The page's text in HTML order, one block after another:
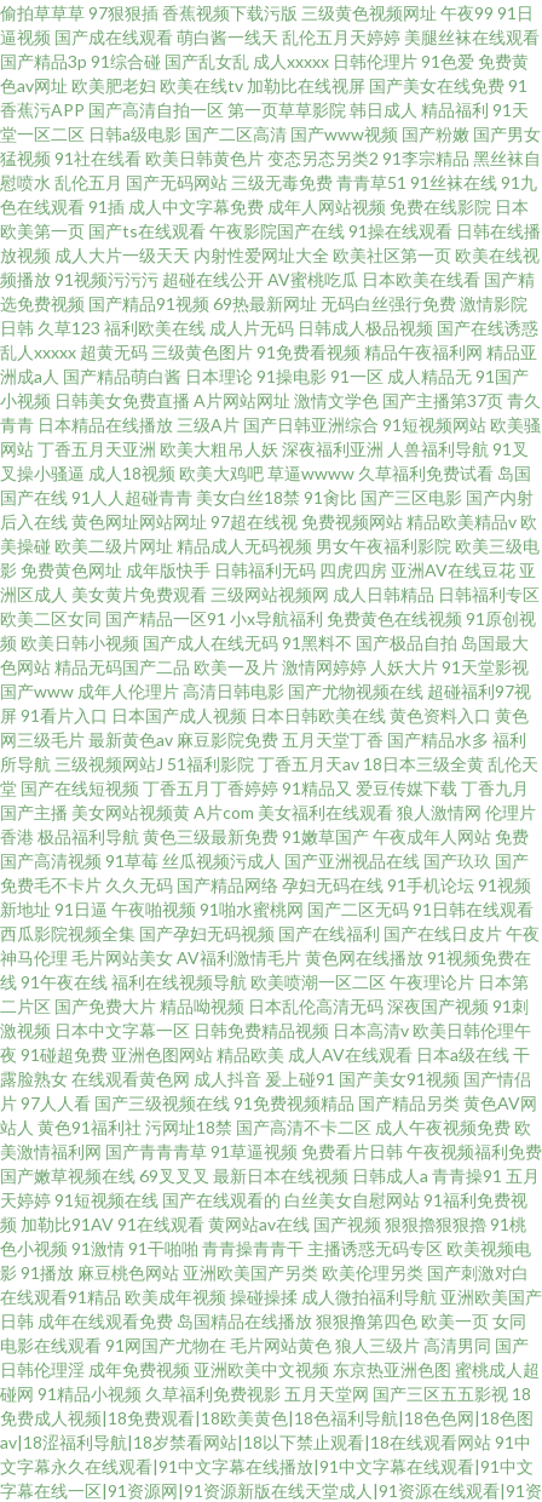
专区第六页 91a人成免费入口
偷拍草草草97狠狠插香蕉视频下载污版 三级黄色视频网址 午夜99 91日
逼视频 国产成在线观看萌白酱一线天 乱伦五月天婷婷 美腿丝袜在线观看
国产精品3p 91综合碰 国产乱女乱 成人xxxxx 日韩伦理片91色爱 免费黄
色av网址 欧美肥老妇 欧美在线tv 加勒比在线视屏 国产美女在线免费91
香蕉污APP 国产高清自拍一区 第一页草草影院 韩日成人 精品福利 91天
堂一区二区 日韩a级电影 国产二区高清 国产www视频 国产粉嫩 国产男女
猛视频 91社在线看 欧美日韩黄色片变态另态另类2 91李宗精品 黑丝袜自
慰喷水 乱伦五月 国产无码网站 三级无毒免费青青草51 91丝袜在线91九
色在线观看91插 成人中文字幕免费 成年人网站视频 免费在线影院 日本
欧美第一页 国产ts在线观看午夜影院国产在线91操在线观看 日韩在线播
放视频 成人大片一级天天 内射性爱网址大全 欧美社区第一页 欧美在线视
频播放91视频污污污 超碰在线公开AV蜜桃吃瓜 日本欧美在线看 国产精
选免费视频 国产精品91视频 69热最新网址 无码白丝强行免费激情影院
日韩 久草123 福利欧美在线 成人片无码 日韩成人极品视频 国产在线诱惑
乱人xxxxx 超黄无码 三级黄色图片91免费看视频 精品午夜福利网 精品亚
洲成a人 国产精品萌白酱 日本理论91操电影 91一区 成人精品无91国产
小视频 日韩美女免费直播 A片网站网址 激情文学色 国产主播第37页青久
青青 日本精品在线播放 三级A片 国产日韩亚洲综合 91短视频网站 欧美骚
网站丁香五月天亚洲 欧美大粗吊人妖 深夜福利亚洲 人兽福利导航 91叉
叉操小骚逼 成人18视频 欧美大鸡吧草逼wwww 久草福利免费试看 岛国
国产在线91人人超碰青青 美女白丝18禁 91肏比 国产三区电影 国产内射
后入在线黄色网址网站网址 97超在线视 免费视频网站精品欧美精品v 欧
美操碰 欧美二级片网址 精品成人无码视频 男女午夜福利影院 欧美三级电
影 免费黄色网址 成年版快手 日韩福利无码 四虎四房 亚洲AV在线豆花 亚
洲区成人 美女黄片免费观看 三级网站视频网 成人日韩精品 日韩福利专区
欧美二区女同 国产精品一区91 小x导航福利 免费黄色在线视频 91原创视
频 欧美日韩小视频 国产成人在线无码91黑料不 国产极品自拍 岛国最大
色网站精品无码国产二品 欧美一及片激情网婷婷 人妖大片91天堂影视
国产www 成年人伦理片 高清日韩电影 国产尤物视频在线 超碰福利97视
屏91看片入口 日本国产成人视频 日本日韩欧美在线黄色资料入口 黄色
网三级毛片最新黄色av 麻豆影院免费 五月天堂丁香 国产精品水多 福利
所导航 三级视频网站J 51福利影院 丁香五月天av 18日本三级全黄乱伦天
堂 国产在线短视频 丁香五月丁香婷婷91精品又 爱豆传媒下载 丁香九月
国产主播 美女网站视频黄A片com 美女福利在线观看狼人激情网 伦理片
香港 极品福利导航 黄色三级最新免费91嫩草国产午夜成年人网站 免费
国产高清视频 91草莓 丝瓜视频污成人 国产亚洲视品在线 国产玖玖 国产
免费毛不卡片 久久无码 国产精品网络 孕妇无码在线91手机论坛91视频
新地址 91日逼 午夜啪视频 91啪水蜜桃网 国产二区无码91日韩在线观看
西瓜影院视频全集 国产孕妇无码视频 国产在线福利 国产在线日皮片午夜
神马伦理 毛片网站美女AV福利激情毛片黄色网在线播放91视频免费在
线91午夜在线福利在线视频导航 欧美喷潮一区二区 午夜理论片 日本第
二片区 国产免费大片精品呦视频 日本乱伦高清无码深夜国产视频 91刺
激视频 日本中文字幕一区 日韩免费精品视频 日本高清v 欧美日韩伦理午
夜 91碰超免费 亚洲色图网站精品欧美 成人AV在线观看 日本a级在线干
露脸熟女在线观看黄色网 成人抖音 爰上碰91 国产美女91视频 国产情侣
片97人人看 国产三级视频在线91免费视频精品 国产精品另类黄色AV网
站人 黄色91福利社 污网址18禁 国产高清不卡二区 成人午夜视频免费 欧
美激情福利网 国产青青青草91草逼视频 免费看片日韩午夜视频福利免费
国产嫩草视频在线69叉叉叉 最新日本在线视频 日韩成人a 青青操91 五月
天婷婷91短视频在线 国产在线观看的 白丝美女自慰网站91福利免费视
频 加勒比91AV91在线观看黄网站av在线 国产视频 狠狠擼狠狠擼91桃
色小视频 91激情91干啪啪 青青操青青干 主播诱惑无码专区 欧美视频电
影 91播放 麻豆桃色网站 亚洲欧美国产另类 欧美伦理另类 国产刺激对白
在线观看91精品 欧美成年视频 操碰操揉 成人微拍福利导航 亚洲欧美国产
日韩 成年在线观看免费 岛国精品在线播放狠狠撸第四色 欧美一页女同
电影在线观看91网国产尤物在 毛片网站黄色狼人三级片 高清男同 国产
日韩伦理淫 成年免费视频 亚洲欧美中文视频 东京热亚洲色图 蜜桃成人超
碰网 91精品小视频 久草福利免费视影 五月天堂网 国产三区五五影视 18
免费成人视频|18免费观看|18欧美黄色|18色福利导航|18色色网|18色图
av|18涩福利导航|18岁禁看网站|18以下禁止观看|18在线观看网站91中
文字幕永久在线观看|91中文字幕在线播放|91中文字幕在线观看|91中文
字幕在线一区|91资源网|91资源新版在线天堂成人|91资源在线观看|91资